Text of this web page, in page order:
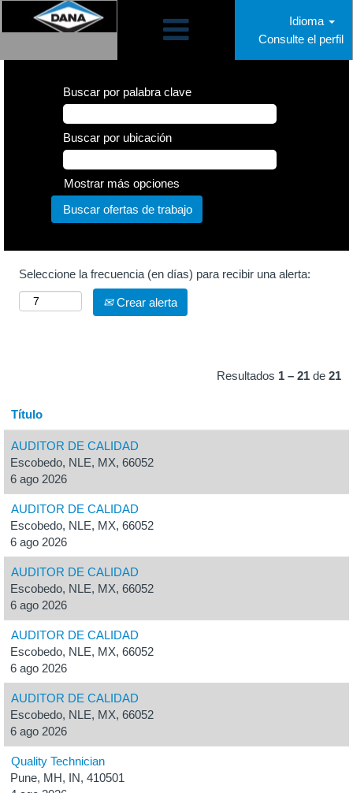
Idioma
Consulte el perfil
Buscar por palabra clave
Buscar por ubicación
Mostrar más opciones
Seleccione la frecuencia (en días) para recibir una alerta:
Crear alerta
Resultados 1 – 21 de 21
Título
AUDITOR DE CALIDAD
Escobedo, NLE, MX, 66052
6 ago 2026
AUDITOR DE CALIDAD
Escobedo, NLE, MX, 66052
6 ago 2026
AUDITOR DE CALIDAD
Escobedo, NLE, MX, 66052
6 ago 2026
AUDITOR DE CALIDAD
Escobedo, NLE, MX, 66052
6 ago 2026
AUDITOR DE CALIDAD
Escobedo, NLE, MX, 66052
6 ago 2026
Quality Technician
Pune, MH, IN, 410501